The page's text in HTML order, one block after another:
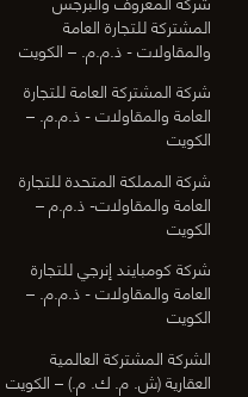
المشتركة للتجارة العامة
والمقاولات - ذ.م.م. – الكويت
شركة المشتركة العامة للتجارة
العامة والمقاولات - ذ.م.م. –
الكويت
شركة المملكة المتحدة للتجارة
العامة والمقاولات- ذ.م.م –
الكويت
شركة كومبايند إنرجي للتجارة
العامة والمقاولات - ذ.م.م. –
الكويت
الشركة المشتركة العالمية
العقارية (ش. م. ك. م.) – الكويت